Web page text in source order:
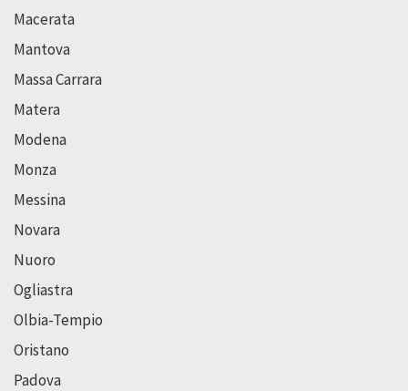
Macerata
Mantova
Massa Carrara
Matera
Modena
Monza
Messina
Novara
Nuoro
Ogliastra
Olbia-Tempio
Oristano
Padova